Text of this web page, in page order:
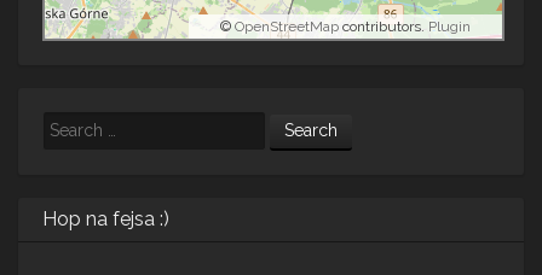
© OpenStreetMap contributors. Plugin
Search
Hop na fejsa :)